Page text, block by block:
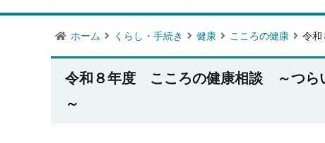
ホーム くらし・手続き 健康 こころの健康 令和
令和８年度 こころの健康相談 ～つら
～